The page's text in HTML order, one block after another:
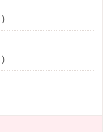
）
）